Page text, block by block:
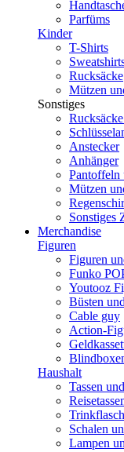
Parfüms
Kinder
T-Shirts
Rucksäcke
Mützen
Sonstiges
Anstecker
Anhänger
Pantoffeln
Mützen
Sonstiges
Merchandise
Figuren
Figuren
Funko
Youtooz
Büsten
Cable guy
Action-
Haushalt
Tassen
Schalen
Lampen